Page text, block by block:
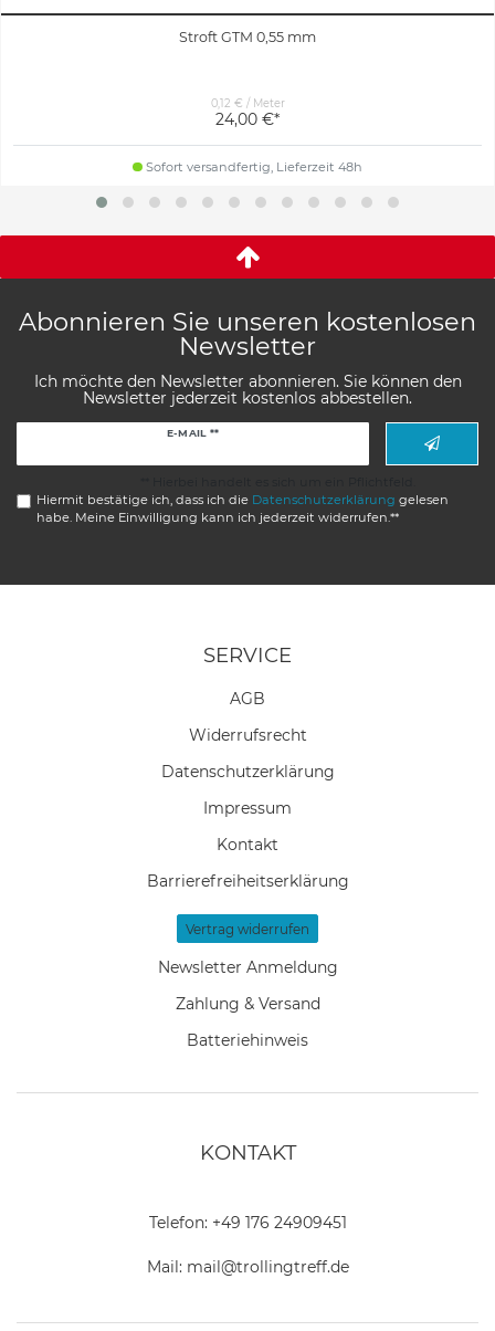
Stroft GTM 0,55 mm
0,12 € / Meter
24,00 €*
Sofort versandfertig, Lieferzeit 48h
Abonnieren Sie unseren kostenlosen
Newsletter
Ich möchte den Newsletter abonnieren. Sie können den
Newsletter jederzeit kostenlos abbestellen.
E-MAIL **
Hiermit bestätige ich, dass ich die Daten­schutz­erklärung gelesen
habe. Meine Einwilligung kann ich jederzeit widerrufen.**
SERVICE
AGB
Widerrufs­recht
Daten­schutz­erklärung
Impressum
Kontakt
Barrierefreiheitserklärung
Vertrag widerrufen
Newsletter Anmeldung
Zahlung & Versand
Batteriehinweis
KONTAKT
Telefon: +49 176 24909451
Mail: mail@trollingtreff.de